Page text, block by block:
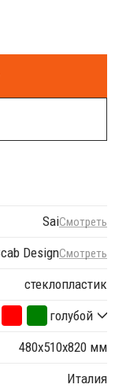
SaiСмотреть
DesignСмотреть
стеклопластик
голубой
480х510х820 мм
Италия